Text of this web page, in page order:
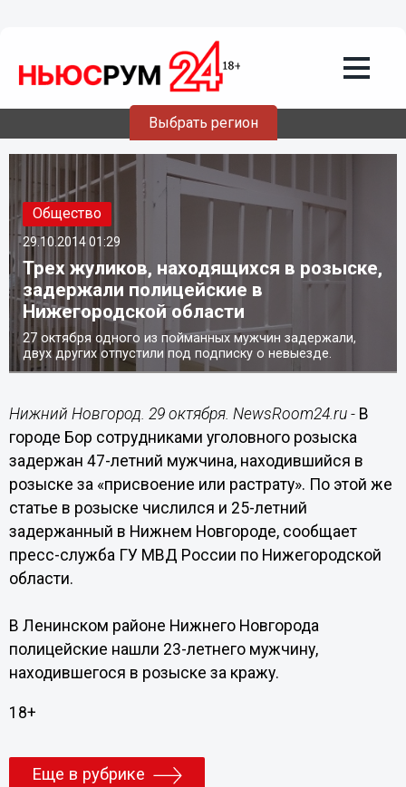
Выбрать регион
Общество
29.10.201401:29
Трех жуликов, находящихся в розыске,
задержали полицейские в
Нижегородской области
27 октября одного из пойманных мужчин задержали,
двух других отпустили под подписку о невыезде.
Нижний Новгород. 29 октября. NewsRoom24.ru - В
городе Бор сотрудниками уголовного розыска
задержан 47-летний мужчина, находившийся в
розыске за «присвоение или растрату». По этой же
статье в розыске числился и 25-летний
задержанный в Нижнем Новгороде, сообщает
пресс-служба ГУ МВД России по Нижегородской
области.
В Ленинском районе Нижнего Новгорода
полицейские нашли 23-летнего мужчину,
находившегося в розыске за кражу.
18+
Еще в рубрике